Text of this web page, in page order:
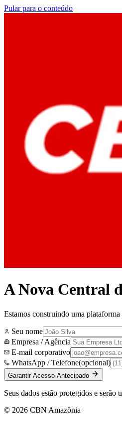
Pular para o conteúdo
A Nova Central
Estamos construindo uma plataforma
Seu nome
Empresa / Agência
E-mail corporativo
WhatsApp / Telefone(opcional)
Garantir Acesso Antecipado
Seus dados estão protegidos e
© 2026 CBN Amazônia